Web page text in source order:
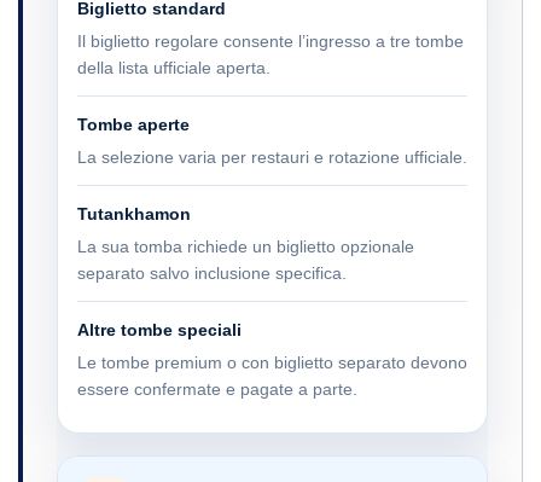
Biglietto standard
Il biglietto regolare consente l’ingresso a tre tombe
della lista ufficiale aperta.
Tombe aperte
La selezione varia per restauri e rotazione ufficiale.
Tutankhamon
La sua tomba richiede un biglietto opzionale
separato salvo inclusione specifica.
Altre tombe speciali
Le tombe premium o con biglietto separato devono
essere confermate e pagate a parte.